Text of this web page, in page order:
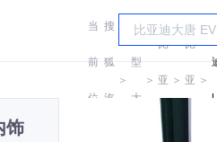
当
前
位
搜
狐
汽
＞
车
型
大
＞
比
亚
迪
＞
比
亚 ＞
饰